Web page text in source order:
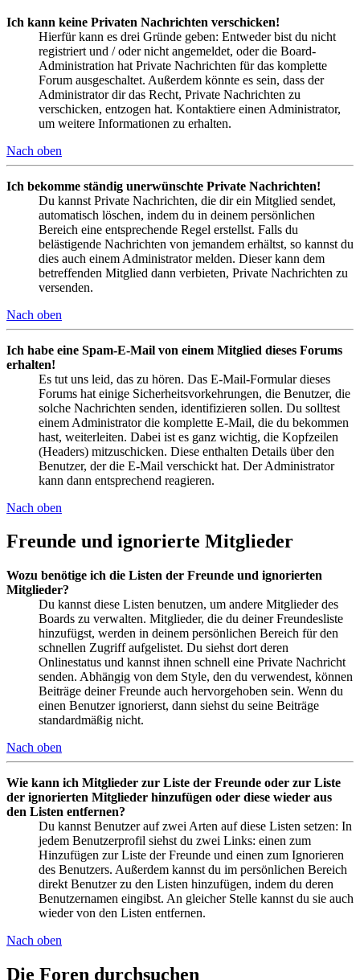
Ich kann keine Privaten Nachrichten verschicken!
Hierfür kann es drei Gründe geben: Entweder bist du nicht
registriert und / oder nicht angemeldet, oder die Board-
Administration hat Private Nachrichten für das komplette
Forum ausgeschaltet. Außerdem könnte es sein, dass der
Administrator dir das Recht, Private Nachrichten zu
verschicken, entzogen hat. Kontaktiere einen Administrator,
um weitere Informationen zu erhalten.
Nach oben
Ich bekomme ständig unerwünschte Private Nachrichten!
Du kannst Private Nachrichten, die dir ein Mitglied sendet,
automatisch löschen, indem du in deinem persönlichen
Bereich eine entsprechende Regel erstellst. Falls du
belästigende Nachrichten von jemandem erhältst, so kannst du
dies auch einem Administrator melden. Dieser kann dem
betreffenden Mitglied dann verbieten, Private Nachrichten zu
versenden.
Nach oben
Ich habe eine Spam-E-Mail von einem Mitglied dieses Forums
erhalten!
Es tut uns leid, das zu hören. Das E-Mail-Formular dieses
Forums hat einige Sicherheitsvorkehrungen, die Benutzer, die
solche Nachrichten senden, identifizieren sollen. Du solltest
einem Administrator die komplette E-Mail, die du bekommen
hast, weiterleiten. Dabei ist es ganz wichtig, die Kopfzeilen
(Headers) mitzuschicken. Diese enthalten Details über den
Benutzer, der die E-Mail verschickt hat. Der Administrator
kann dann entsprechend reagieren.
Nach oben
Freunde und ignorierte Mitglieder
Wozu benötige ich die Listen der Freunde und ignorierten
Mitglieder?
Du kannst diese Listen benutzen, um andere Mitglieder des
Boards zu verwalten. Mitglieder, die du deiner Freundesliste
hinzufügst, werden in deinem persönlichen Bereich für den
schnellen Zugriff aufgelistet. Du siehst dort deren
Onlinestatus und kannst ihnen schnell eine Private Nachricht
senden. Abhängig von dem Style, den du verwendest, können
Beiträge deiner Freunde auch hervorgehoben sein. Wenn du
einen Benutzer ignorierst, dann siehst du seine Beiträge
standardmäßig nicht.
Nach oben
Wie kann ich Mitglieder zur Liste der Freunde oder zur Liste
der ignorierten Mitglieder hinzufügen oder diese wieder aus
den Listen entfernen?
Du kannst Benutzer auf zwei Arten auf diese Listen setzen: In
jedem Benutzerprofil siehst du zwei Links: einen zum
Hinzufügen zur Liste der Freunde und einen zum Ignorieren
des Benutzers. Außerdem kannst du im persönlichen Bereich
direkt Benutzer zu den Listen hinzufügen, indem du deren
Benutzernamen eingibst. An gleicher Stelle kannst du sie auch
wieder von den Listen entfernen.
Nach oben
Die Foren durchsuchen